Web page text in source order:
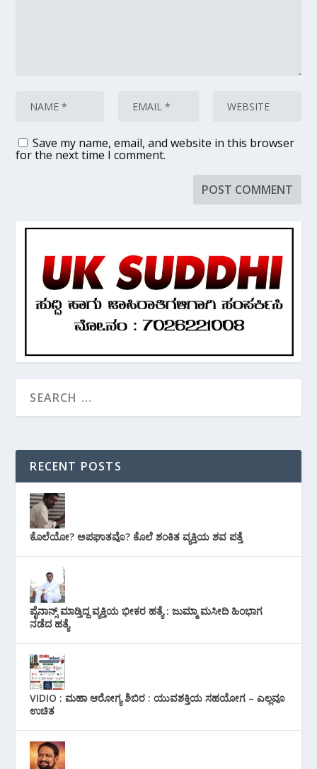
Save my name, email, and website in this browser
for the next time I comment.
RECENT POSTS
ಕೊಲೆಯೋ? ಅಪಘಾತವೊ? ಕೊಲೆ ಶಂಕಿತ ವ್ಯಕ್ತಿಯ ಶವ ಪತ್ತೆ
ಪೈನಾನ್ಸ್ ಮಾಡ್ತಿದ್ದ ವ್ಯಕ್ತಿಯ ಭೀಕರ‌ ಹತ್ಯೆ : ಜುಮ್ಮಾ ಮಸೀದಿ ಹಿಂಭಾಗ
ನಡೆದ ಹತ್ಯೆ
VIDIO : ಮಹಾ ಆರೋಗ್ಯ ಶಿಬಿರ : ಯುವಶಕ್ತಿಯ ಸಹಯೋಗ – ಎಲ್ಲವೂ
ಉಚಿತ